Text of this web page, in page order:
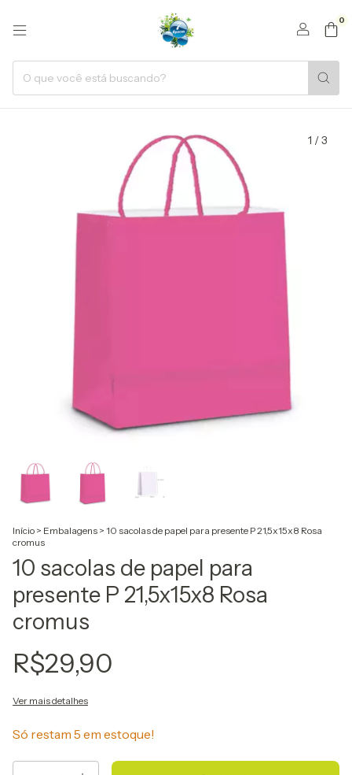
0
1 /3
Início > Embalagens > 10 sacolas de papel para presente P 21,5x15x8 Rosa
cromus
10 sacolas de papel para
presente P 21,5x15x8 Rosa
cromus
R$29,90
Ver mais detalhes
Só restam 5 em estoque!